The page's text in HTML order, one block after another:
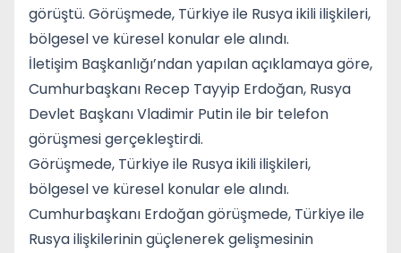
görüştü. Görüşmede, Türkiye ile Rusya ikili ilişkileri,
bölgesel ve küresel konular ele alındı.
İletişim Başkanlığı’ndan yapılan açıklamaya göre,
Cumhurbaşkanı Recep Tayyip Erdoğan, Rusya
Devlet Başkanı Vladimir Putin ile bir telefon
görüşmesi gerçekleştirdi.
Görüşmede, Türkiye ile Rusya ikili ilişkileri,
bölgesel ve küresel konular ele alındı.
Cumhurbaşkanı Erdoğan görüşmede, Türkiye ile
Rusya ilişkilerinin güçlenerek gelişmesinin